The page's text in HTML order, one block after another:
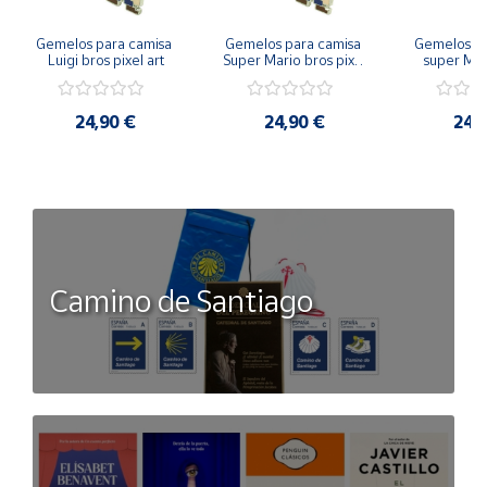
Gemelos para camisa
Luigi bros pixel art
24,90 €
Gemelos para camisa
Super Mario bros pixel
24,90 €
Gemelos
super
Camino de Santiago